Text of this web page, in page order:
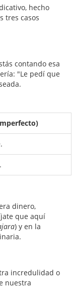
hecho
tres casos
contando esa
"Le pedí que
dinero,
que aquí
) y en la
incredulidad o
nuestra